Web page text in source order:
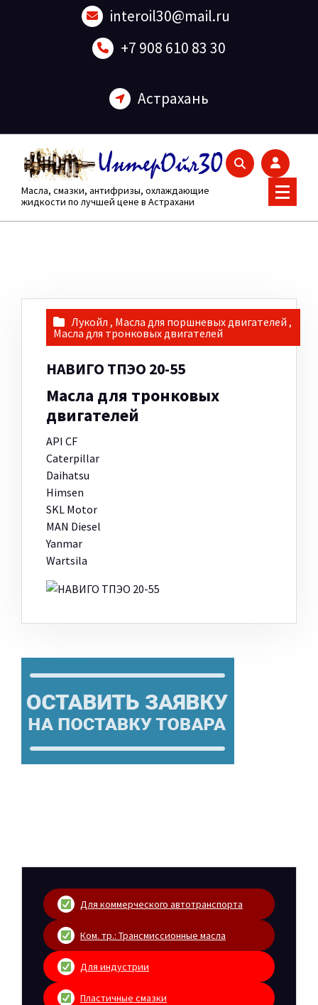
interoil30@mail.ru
+7 908 610 83 30
Астрахань
Масла, смазки, антифризы, охлаждающие
жидкости по лучшей цене в Астрахани
Лукойл , Масла для поршневых двигателей ,
Масла для тронковых двигателей
НАВИГО ТПЭО 20-55
Масла для тронковых
двигателей
API CF
Caterpillar
Daihatsu
Himsen
SKL Motor
MAN Diesel
Yanmar
Wartsila
Для коммерческого автотранспорта
Ком. тр.: Трансмиссионные масла
Для индустрии
Пластичные смазки